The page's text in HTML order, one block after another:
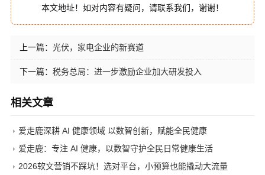
本文地址！如对内容有疑问，请联系我们，谢谢！
上一篇： 光伏，家电企业的新赛道
下一篇： 税务总局：进一步激励企业加大研发投入
相关文章
爱走鹿深耕 AI 健康领域 以数智创新，赋能全民健康
爱走鹿：专注 AI 健康，以数智守护全民日常健康生活
2026软文营销不踩坑！选对平台，小预算也能撬动大流量